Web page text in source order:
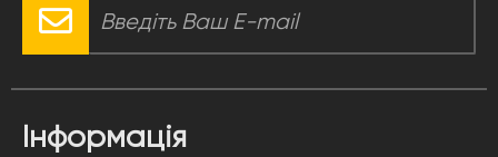
Інформація